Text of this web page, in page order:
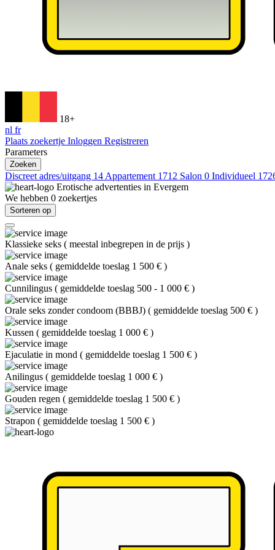
18+
nl fr
Plaats zoekertje Inloggen Registreren
Parameters
Zoeken
Discreet adres/uitgang 14 Appartement 1712 Salon 0 Individueel
Erotische advertenties in Evergem
We hebben 0 zoekertjes
Sorteren op
Klassieke seks ( meestal inbegrepen in de prijs )
Anale seks ( gemiddelde toeslag 1 500 € )
Cunnilingus ( gemiddelde toeslag 500 - 1 000 € )
Orale seks zonder condoom (BBBJ) ( gemiddelde toeslag 500 € )
Kussen ( gemiddelde toeslag 1 000 € )
Ejaculatie in mond ( gemiddelde toeslag 1 500 € )
Anilingus ( gemiddelde toeslag 1 000 € )
Gouden regen ( gemiddelde toeslag 1 500 € )
Strapon ( gemiddelde toeslag 1 500 € )